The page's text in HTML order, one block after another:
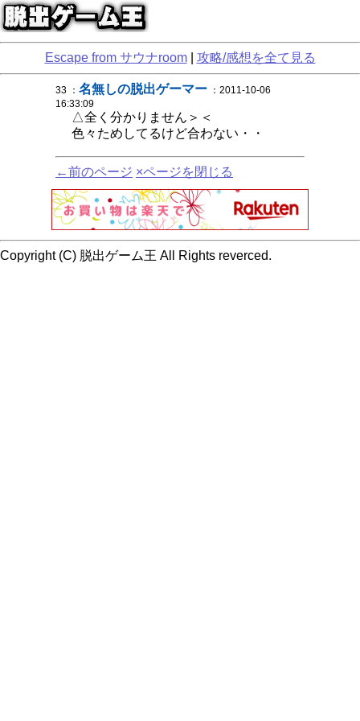
Escape from サウナroom| 攻略/感想を全て見る
33 ： 名無しの脱出ゲーマー ：2011-10-06
16:33:09
△全く分かりません＞＜
色々ためしてるけど合わない・・
←前のページ ×ページを閉じる
Copyright (C) 脱出ゲーム王 All Rights reverced.